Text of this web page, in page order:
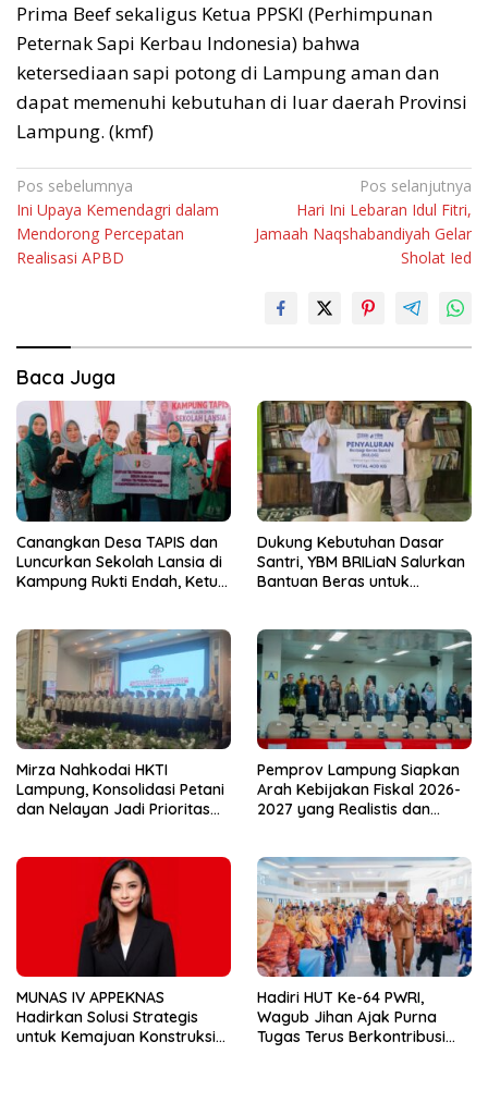
Prima Beef sekaligus Ketua PPSKI (Perhimpunan
Peternak Sapi Kerbau Indonesia) bahwa
ketersediaan sapi potong di Lampung aman dan
dapat memenuhi kebutuhan di luar daerah Provinsi
Lampung. (kmf)
Navigasi
pos
Pos sebelumnya
Ini Upaya Kemendagri dalam
Mendorong Percepatan
Realisasi APBD
Pos selanjutnya
Hari Ini Lebaran Idul Fitri,
Jamaah Naqshabandiyah Gelar
Sholat Ied
Baca Juga
Canangkan Desa TAPIS dan
Luncurkan Sekolah Lansia di
Kampung Rukti Endah, Ketua
dari Desa
Dukung Kebutuhan Dasar
Santri, YBM BRILiaN Salurkan
Bantuan Beras untuk
Mirza Nahkodai HKTI
Lampung, Konsolidasi Petani
dan Nelayan Jadi Prioritas
Pemprov Lampung Siapkan
Arah Kebijakan Fiskal 2026-
2027 yang Realistis dan
MUNAS IV APPEKNAS
Hadirkan Solusi Strategis
untuk Kemajuan Konstruksi
Hadiri HUT Ke-64 PWRI,
Wagub Jihan Ajak Purna
Tugas Terus Berkontribusi